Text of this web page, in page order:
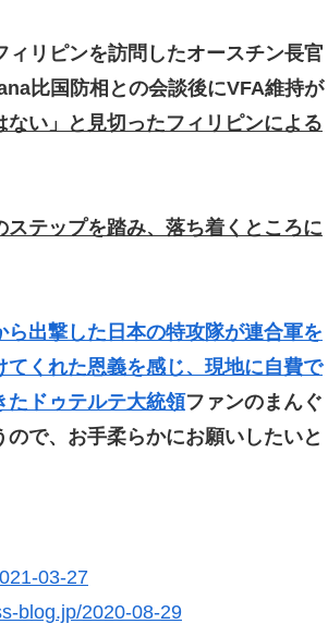
リピンを訪問したオースチン長官
比国防相との会談後にVFA維持が
ない」と見切ったフィリピンによる
テップを踏み、落ち着くところに
出撃した日本の特攻隊が連合軍を
くれた恩義を感じ、現地に自費で
たドゥテルテ大統領ファンのまんぐ
で、お手柔らかにお願いしたいと
03-27
blog.jp/2020-08-29